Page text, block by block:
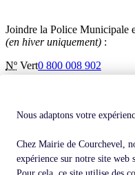
Nous adaptons votre
Chez Mairie de Courchevel,
expérience sur notre site web
Joindre la Police Municipale
(en hiver uniquement) :
Nº Vert0 800 008 902
Mentions légales
Revenir en haut de page